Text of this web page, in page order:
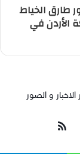
طارق الخياط
الأردن في
و الصور
ملخص